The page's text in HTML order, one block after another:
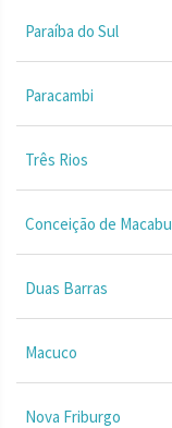
Paraíba do Sul
Paracambi
Três Rios
Conceição de Macabu
Duas Barras
Macuco
Nova Friburgo